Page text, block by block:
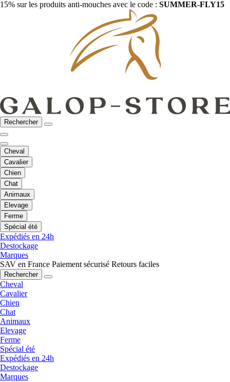
15% sur les produits anti-mouches avec le code : SUMMER-FLY15
Rechercher
Cheval
Cavalier
Chien
Chat
Animaux
Elevage
Ferme
Spécial été
Expédiés en 24h
Destockage
Marques
SAV en France Paiement sécurisé Retours faciles
Rechercher
Cheval
Cavalier
Chien
Chat
Animaux
Elevage
Ferme
Spécial été
Expédiés en 24h
Destockage
Marques